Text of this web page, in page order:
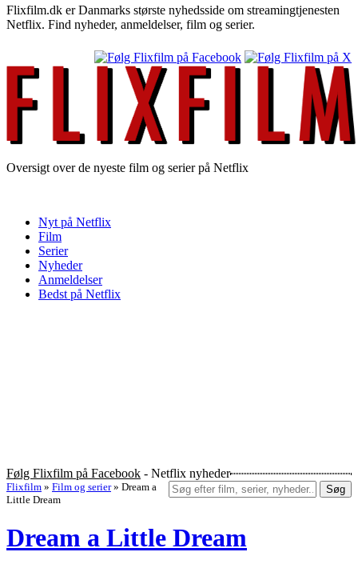
Flixfilm.dk er Danmarks største nyhedsside om streamingtjenesten
Netflix. Find nyheder, anmeldelser, film og serier.
Oversigt over de nyeste film og serier på Netflix
Nyt på Netflix
Film
Serier
Nyheder
Anmeldelser
Bedst på Netflix
Følg Flixfilm på Facebook - Netflix nyheder
Søg
Flixfilm » Film og serier » Dream a
Little Dream
Dream a Little Dream